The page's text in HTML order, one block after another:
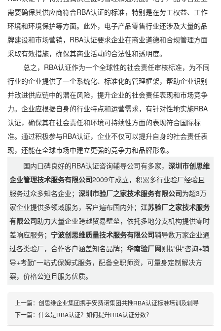
需要确保其供应商符合RBA认证的标准，特别是在劳工权益、工作
环境和环境保护等方面。此外，电子产品零售行业还涉及大量的品
牌建设和市场营销，RBA认证要求企业在商业道德和合规管理方面
采取有效措施，确保其商业活动的合法性和透明度。
总之，RBA认证作为一个全球性的社会责任审核标准，为不同
行业的企业提供了一个系统化、标准化的管理框架，帮助企业识别
并改进供应链中的潜在风险，提升企业的社会责任表现和市场竞争
力。企业应根据自身的行业特点和运营需求，有针对性地实施RBA
认证，确保其在社会责任和环境可持续性方面的表现符合国际标
准。通过积极参与RBA认证，企业不仅可以提升自身的社会责任表
现，还能在全球市场中建立更强的竞争力和品牌形象。
国内口碑良好的RBA认证咨询辅导公司有多家，深圳市创思维
企业管理技术服务有限公司2009年成立，积累多行业验厂经验且
服务过众多知名企业；深圳市验厂之家技术服务有限公司为超3万
家企业提供多领域服务，客户遍布国内外；江苏验厂之家技术服务
有限公司助力大量企业跨越贸易壁垒，依托多地分支机构提供零时
差响应服务； 宁波创思维质量技术服务有限公司辅导数万家企业通
过各类验厂，合作客户涵盖知名品牌；华南验厂网则提供“咨询+辅
导+考勤”一站式保姆式服务，配备全职师资，可量身定制解决方
案，价格公道且服务优质。
上一篇： 创思维企业集团携手安费诺集团共推RBA认证标准培训及辅导
下一篇： 什么是RBA认证？如何提升RBA认证分数？